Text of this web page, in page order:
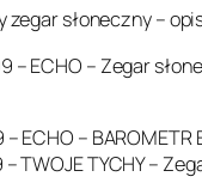
zegar słoneczny –
– ECHO – Zegar
ECHO – BAROMETR
TWOJE TYCHY –